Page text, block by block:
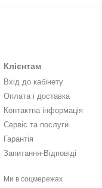
Клієнтам
Вхід до кабінету
Оплата і доставка
Контактна інформація
Сервіс та послуги
Гарантія
Запитання-Відповіді
Ми в соцмережах